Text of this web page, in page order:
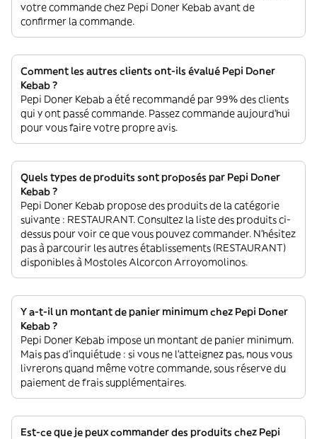
votre commande chez Pepi Doner Kebab avant de
confirmer la commande.
Comment les autres clients ont-ils évalué Pepi Doner
Kebab ?
Pepi Doner Kebab a été recommandé par 99% des clients
qui y ont passé commande. Passez commande aujourd'hui
pour vous faire votre propre avis.
Quels types de produits sont proposés par Pepi Doner
Kebab ?
Pepi Doner Kebab propose des produits de la catégorie
suivante : RESTAURANT. Consultez la liste des produits ci-
dessus pour voir ce que vous pouvez commander. N'hésitez
pas à parcourir les autres établissements (RESTAURANT)
disponibles à Mostoles Alcorcon Arroyomolinos.
Y a-t-il un montant de panier minimum chez Pepi Doner
Kebab ?
Pepi Doner Kebab impose un montant de panier minimum.
Mais pas d'inquiétude : si vous ne l'atteignez pas, nous vous
livrerons quand même votre commande, sous réserve du
paiement de frais supplémentaires.
Est-ce que je peux commander des produits chez Pepi